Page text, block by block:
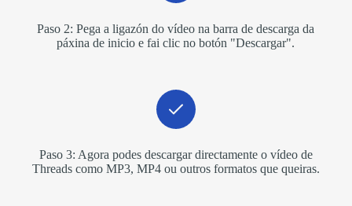
Paso 2: Pega a ligazón do vídeo na barra de descarga da
páxina de inicio e fai clic no botón "Descargar".
Paso 3: Agora podes descargar directamente o vídeo de
Threads como MP3, MP4 ou outros formatos que queiras.